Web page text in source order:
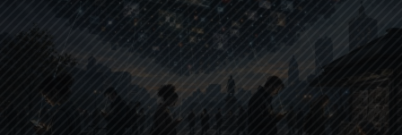
Av.Yusuf AKIN/22.03.2023/İzmir
REKLAM
İLGILI KONULAR: